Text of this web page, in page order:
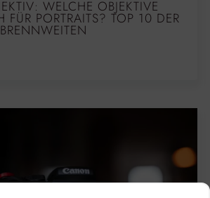
WELCHE OBJEKTIVE
FÜR PORTRAITS? TOP 10 DER